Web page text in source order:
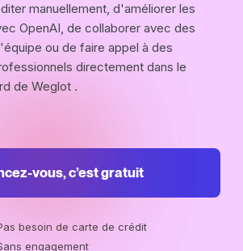
manuellement, d'améliorer les
OpenAI, de collaborer avec des
ou de faire appel à des
directement dans le
de Weglot .
vous, c’est gratuit
besoin de carte de crédit
engagement